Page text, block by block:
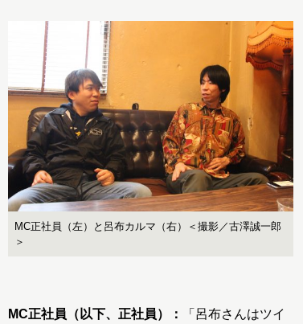
MC正社員（左）と呂布カルマ（右）＜撮影／古澤誠一郎
＞
MC正社員（以下、正社員）：
「呂布さんはツイ